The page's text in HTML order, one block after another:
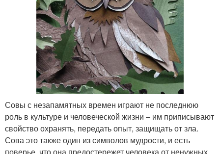
Совы с незапамятных времен играют не последнюю
роль в культуре и человеческой жизни – им приписывают
свойство охранять, передать опыт, защищать от зла.
Сова это также один из символов мудрости, и есть